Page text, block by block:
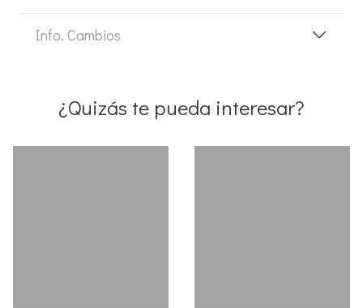
Info. Cambios
¿Quizás te pueda interesar?